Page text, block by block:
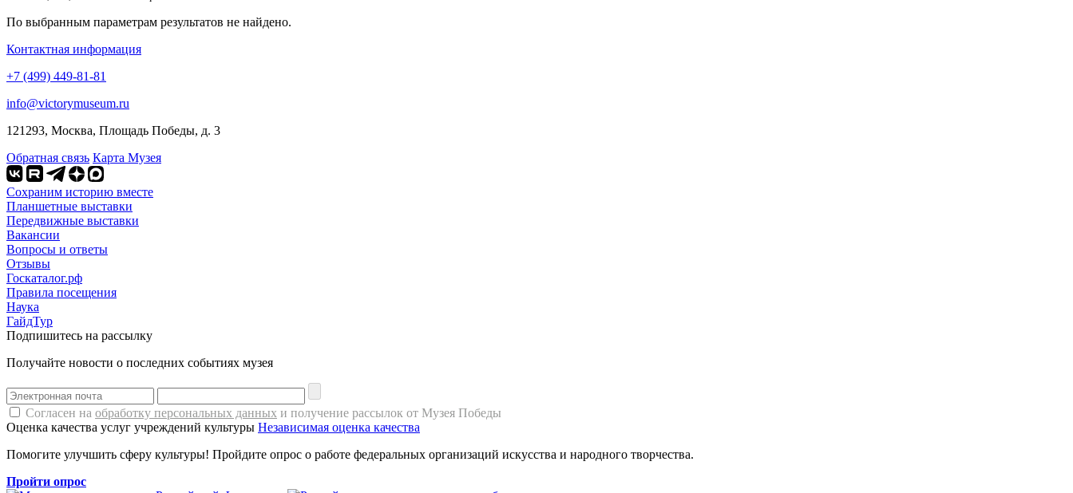
По выбранным параметрам результатов не найдено.
Контактная информация
+7 (499) 449-81-81
info@victorymuseum.ru
121293, Москва, Площадь Победы, д. 3
Обратная связь Карта Музея
Сохраним историю вместе
Планшетные выставки
Передвижные выставки
Вакансии
Вопросы и ответы
Отзывы
Госкаталог.рф
Правила посещения
Наука
ГайдТур
Подпишитесь на рассылку
Получайте новости о последних событиях музея
Согласен на обработку персональных данных и получение рассылок от Музея Победы
Оценка качества услуг учреждений культуры Независимая оценка качества
Помогите улучшить сферу культуры! Пройдите опрос о работе федеральных организаций искусства и народного творчества.
Пройти опрос